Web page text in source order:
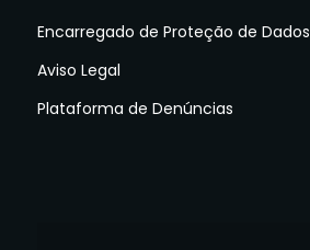
Encarregado de Proteção de Dados
Aviso Legal
Plataforma de Denúncias